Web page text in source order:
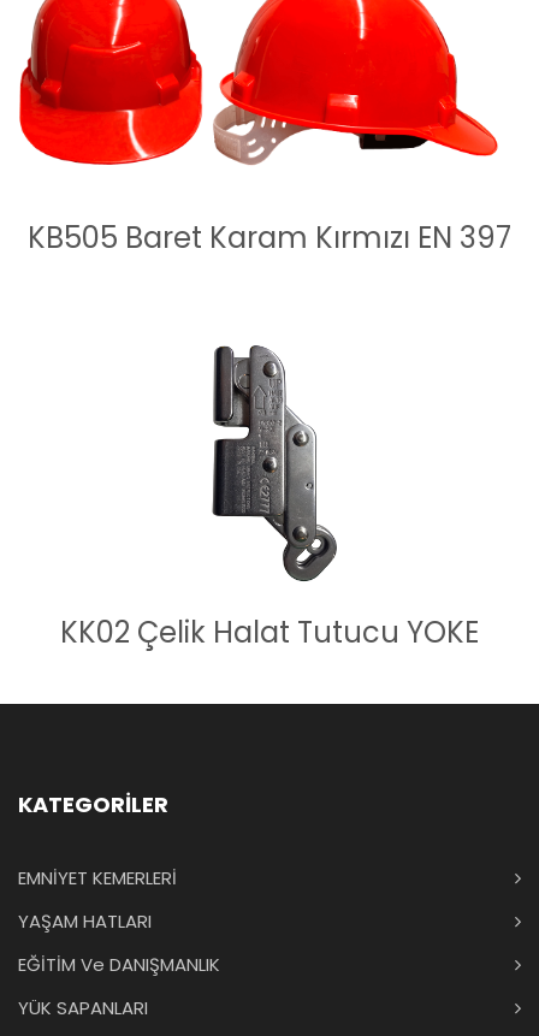
KB505 Baret Karam Kırmızı EN 397
KK02 Çelik Halat Tutucu YOKE
KATEGORİLER
EMNİYET KEMERLERİ
YAŞAM HATLARI
EĞİTİM Ve DANIŞMANLIK
YÜK SAPANLARI